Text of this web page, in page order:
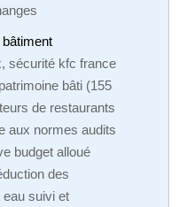
sécurité kfc france
bâti (155
de restaurants
aux normes audits
budget alloué
des
suivi et